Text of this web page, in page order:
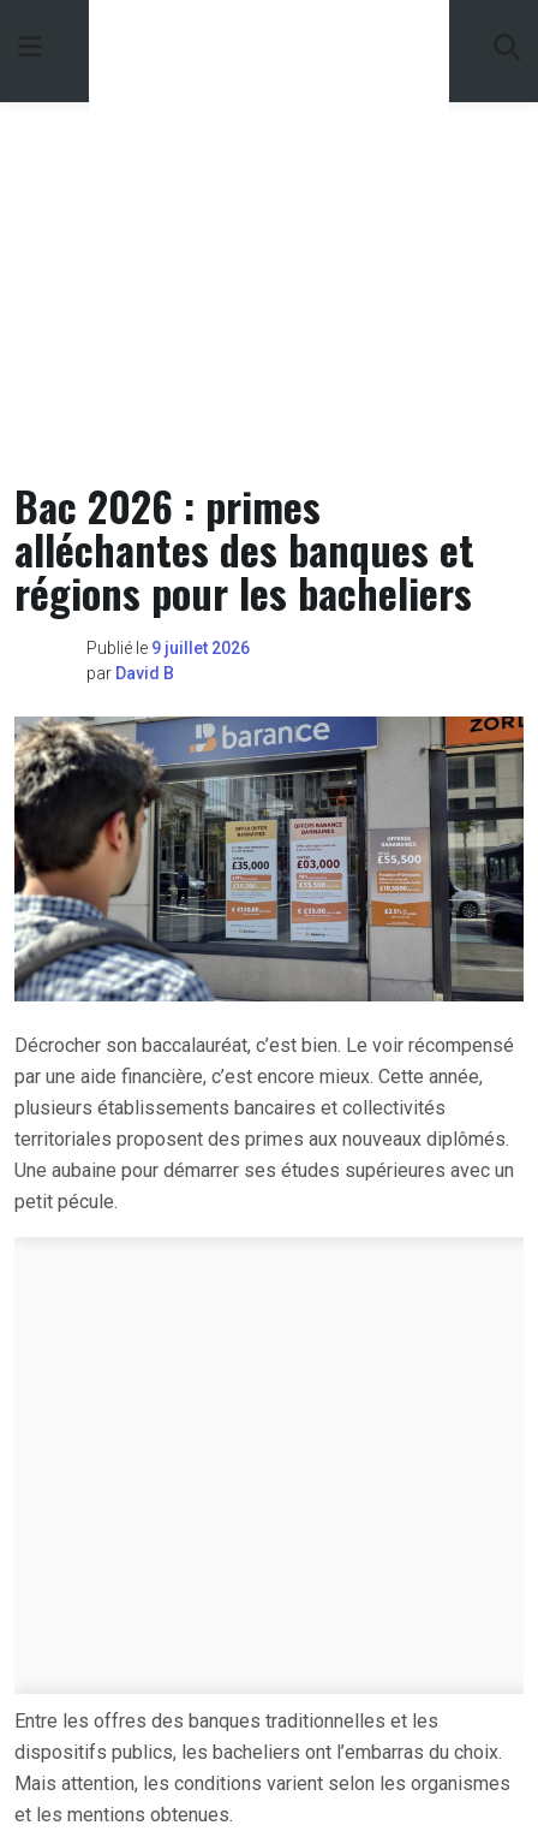
Bac 2026 : primes
alléchantes des banques et
régions pour les bacheliers
Publié le 9 juillet 2026
par David B
Décrocher son baccalauréat, c’est bien. Le voir récompensé
par une aide financière, c’est encore mieux. Cette année,
plusieurs établissements bancaires et collectivités
territoriales proposent des primes aux nouveaux diplômés.
Une aubaine pour démarrer ses études supérieures avec un
petit pécule.
Entre les offres des banques traditionnelles et les
dispositifs publics, les bacheliers ont l’embarras du choix.
Mais attention, les conditions varient selon les organismes
et les mentions obtenues.